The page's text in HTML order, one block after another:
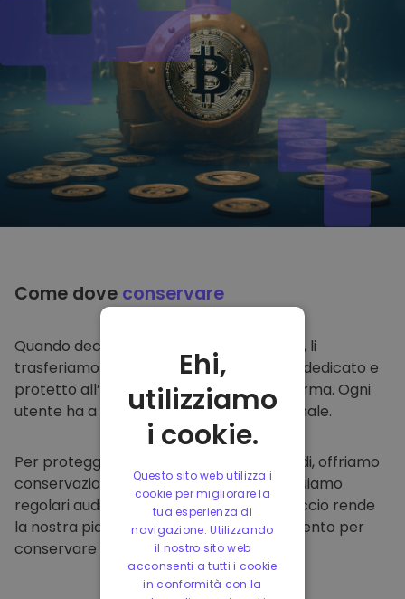
Come dove conservare
Quando decidi di comprare su
, li
trasferiamo direttamente nel tuo wallet dedicato e
protetto all’interno della nostra piattaforma. Ogni
utente ha a disposizione un wallet personale.
Per proteggere i nostri clienti e i loro fondi, offriamo
conservazione offline protetta ed effettuiamo
regolari audit di sicurezza. Questo approccio rende
la nostra piattaforma un punto di riferimento per
conservare e altre criptovalute.
Ehi,
utilizziamo
i cookie.
Questo sito web utilizza i
cookie per migliorare la
tua esperienza di
navigazione. Utilizzando
il nostro sito web
acconsenti a tutti i cookie
in conformità con la